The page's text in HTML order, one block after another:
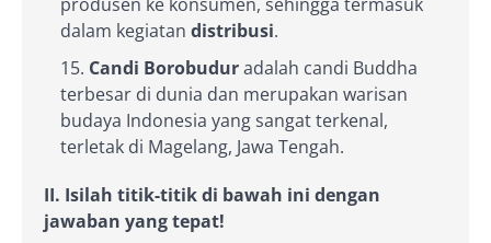
dalam kegiatan distribusi.
Candi Borobuduradalah candi Buddha
terbesar di dunia dan merupakan warisan
budaya Indonesia yang sangat terkenal,
terletak di Magelang, Jawa Tengah.
II. Isilah titik-titik di bawah ini dengan
jawaban yang tepat!